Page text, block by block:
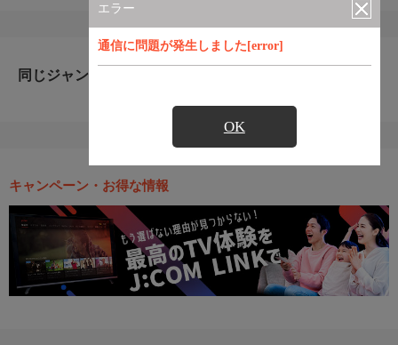
エラー
通信に問題が発生しました[error]
OK
同じジャンルのおすすめ番組
キャンペーン・お得な情報